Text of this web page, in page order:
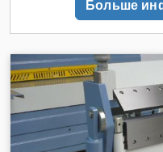
регулировка верхнего
Высокая верхняя балка
точной работы Цилиндр
процессе сгибания.
верхняя часть - под и
сегмент слева / справа
100. 200. 270 мм [...]
Больше